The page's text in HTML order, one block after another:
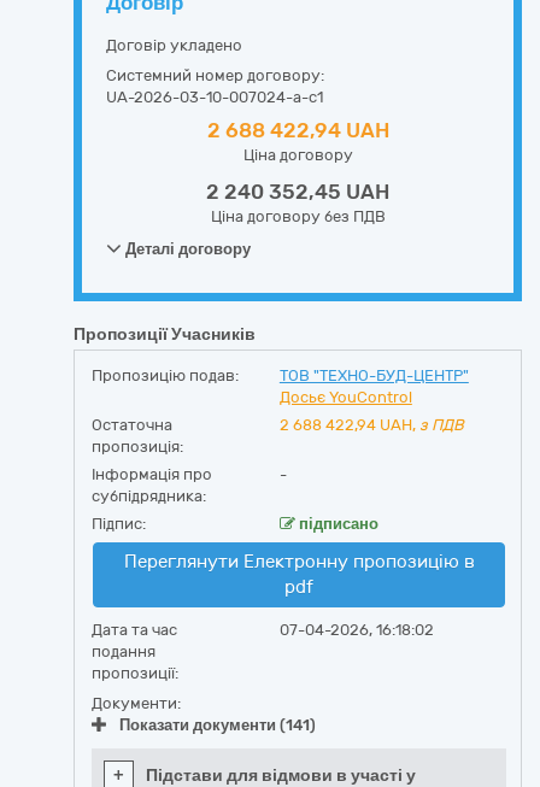
Договір укладено
Системний номер договору:
UA-2026-03-10-007024-a-c1
2 688 422,94 UAH
Ціна договору
2 240 352,45 UAH
Ціна договору без ПДВ
Деталі договору
Пропозиції Учасників
Пропозицію подав:
ТОВ "ТЕХНО-БУД-ЦЕНТР"
Досьє YouControl
Остаточна
пропозиція:
2 688 422,94 UAH, з ПДВ
Інформація про
субпідрядника:
-
Підпис: підписано
Переглянути Електронну пропозицію в
pdf
Дата та час
подання
пропозиції:
07-04-2026, 16:18:02
Документи:
Показати документи (141)
+
Підстави для відмови в участі у